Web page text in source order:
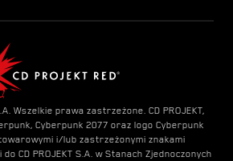
Wszelkie prawa zastrzeżone. CD PROJEKT,
Cyberpunk 2077 oraz logo Cyberpunk
i/lub zastrzeżonymi znakami
CD PROJEKT S.A. w Stanach Zjednoczonych